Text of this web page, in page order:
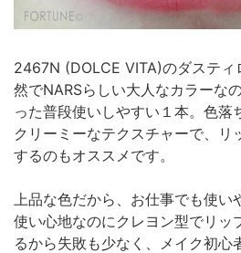
2467N (DOLCE VITA)のダスティ
然でNARSらしい大人なカラーな
った普段使いしやすい１本。色落
クリーミーなテクスチャーで、リ
するのもオススメです。
上品な色だから、お仕事でも使
使い心地なのにクレヨン型でリッ
るから失敗も少なく、メイク初心